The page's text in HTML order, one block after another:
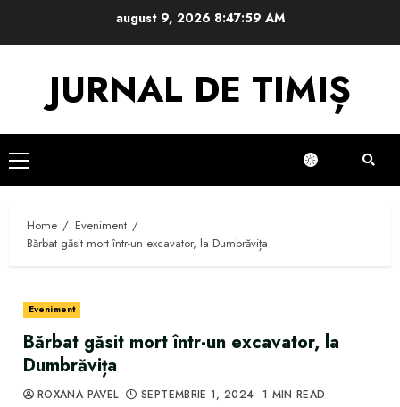
august 9, 2026 8:47:59 AM
JURNAL DE TIMIȘ
Primary
Menu
Home
Eveniment
Bărbat găsit mort într-un excavator, la Dumbrăvița
Eveniment
Bărbat găsit mort într-un excavator, la
Dumbrăvița
ROXANA PAVEL SEPTEMBRIE 1, 2024 1 MIN READ